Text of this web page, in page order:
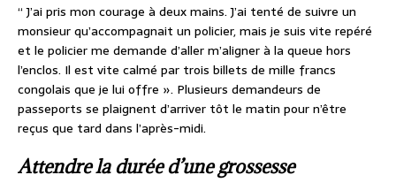
‘‘ J’ai pris mon courage à deux mains. J’ai tenté de suivre un
monsieur qu’accompagnait un policier, mais je suis vite repéré
et le policier me demande d’aller m’aligner à la queue hors
l’enclos. Il est vite calmé par trois billets de mille francs
congolais que je lui offre ». Plusieurs demandeurs de
passeports se plaignent d’arriver tôt le matin pour n’être
reçus que tard dans l’après-midi.
Attendre la durée d’une grossesse